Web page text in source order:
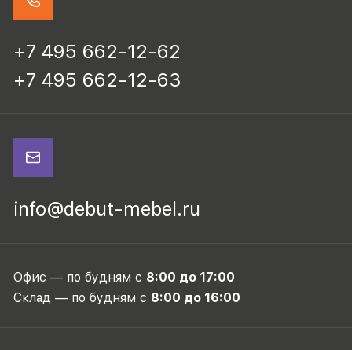
+7 495 662-12-62
+7 495 662-12-63
info@debut-mebel.ru
Офис — по будням с 8:00 до 17:00
Склад — по будням с 8:00 до 16:00